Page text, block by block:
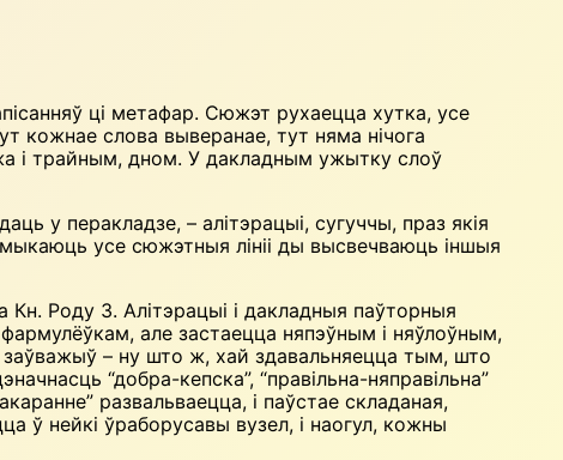
ці метафар. Сюжэт рухаецца хутка, усе
кожнае слова выверанае, тут няма нічога
і трайным, дном. У дакладным ужытку слоў
у перакладзе, – алітэрацыі, сугуччы, праз якія
усе сюжэтныя лініі ды высвечваюць іншыя
Роду 3. Алітэрацыі і дакладныя паўторныя
але застаецца няпэўным і няўлоўным,
– ну што ж, хай здавальняецца тым, што
“добра-кепска”, “правільна-няправільна”
развальваецца, і паўстае складаная,
ў нейкі ўраборусавы вузел, і наогул, кожны